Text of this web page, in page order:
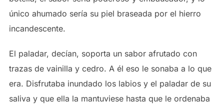
único ahumado sería su piel braseada por el hierro
incandescente.
El paladar, decían, soporta un sabor afrutado con
trazas de vainilla y cedro. A él eso le sonaba a lo que
era. Disfrutaba inundado los labios y el paladar de su
saliva y que ella la mantuviese hasta que le ordenaba